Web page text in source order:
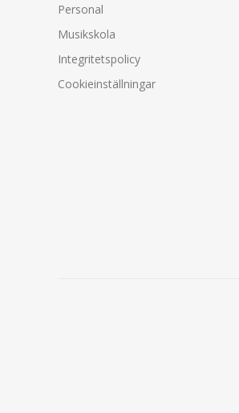
Personal
Musikskola
Integritetspolicy
Cookieinställningar